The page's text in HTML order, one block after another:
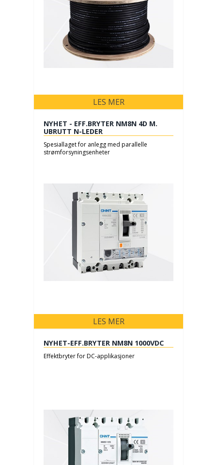
LES MER
NYHET - EFF.BRYTER NM8N 4D M.
UBRUTT N-LEDER
Spesiallaget for anlegg med parallelle
strømforsyningsenheter
LES MER
NYHET-EFF.BRYTER NM8N 1000VDC
Effektbryter for DC-applikasjoner